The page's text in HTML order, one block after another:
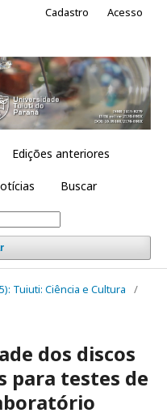
Edições anteriores
Buscar
Cadastro Acesso
Tuiuti: Ciência e Cultura
/
dos discos
para testes de